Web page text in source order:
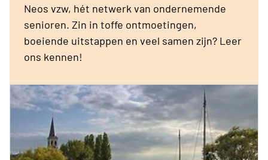
Neos vzw, hét netwerk van ondernemende
senioren. Zin in toffe ontmoetingen,
boeiende uitstappen en veel samen zijn? Leer
ons kennen!